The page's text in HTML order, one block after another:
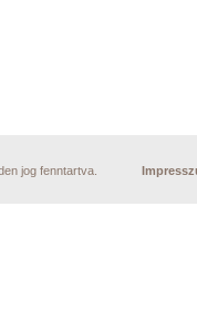
jog fenntartva.